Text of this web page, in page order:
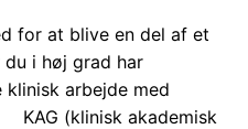
for at blive en del af et
i høj grad har
arbejde med
(klinisk akademisk